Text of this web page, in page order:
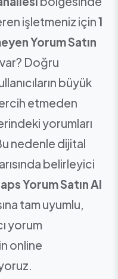
işletmeniz için1
Yorum Satın
Doğru
büyük
etmeden
yorumları
nedenle dijital
belirleyici
Yorum Satın Al
tam uyumlu,
yorum
online